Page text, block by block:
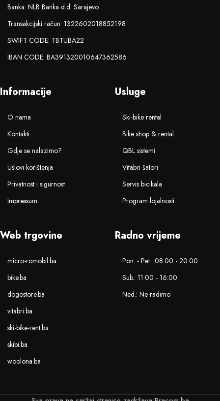
Banka: NLB Banka d.d. Sarajevo
Transakcijski račun: 1322602018852198
SWIFT CODE: TBTUBA22
IBAN CODE: BA391320010647362586
Informacije
O nama
Kontakti
Gdje se nalazimo?
Uslovi korištenja
Privatnost i sigurnost
Impressum
Usluge
Ski-bike rental
Bike shop & rental
QBL sistemi
Vitabri šatori
Servis bicikala
Program lojalnosti
Web trgovine
micro-romobil.ba
bike.ba
dogostore.ba
vitabri.ba
ski-bike-rent.ba
skibi.ba
woolona.ba
Radno vrijeme
Pon. - Pet.: 08:00 - 20:00
Sub.: 11:00 - 16:00
Ned.: Ne radimo